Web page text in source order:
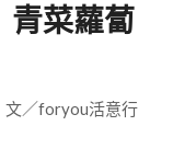
青菜蘿蔔
文／foryou活意行